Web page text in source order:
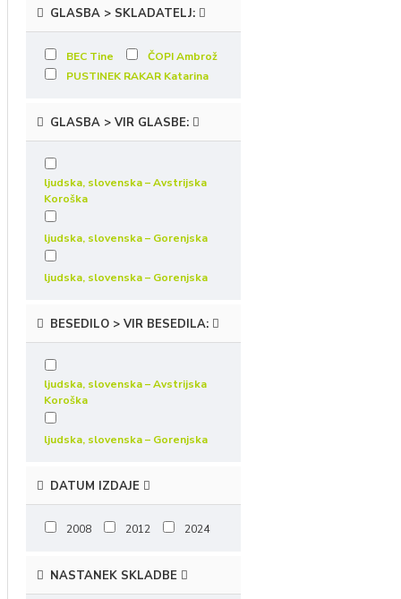
GLASBA > SKLADATELJ:
BEC Tine
ČOPI Ambrož
PUSTINEK RAKAR Katarina
GLASBA > VIR GLASBE:
ljudska, slovenska – Avstrijska
Koroška
ljudska, slovenska – Gorenjska
ljudska, slovenska – Gorenjska
BESEDILO > VIR BESEDILA:
ljudska, slovenska – Avstrijska
Koroška
ljudska, slovenska – Gorenjska
DATUM IZDAJE
2008 2012 2024
NASTANEK SKLADBE